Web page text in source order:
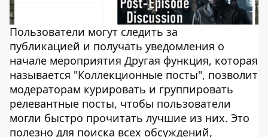
Пользователи могут следить за
публикацией и получать уведомления о
начале мероприятия Другая функция, которая
называется "Коллекционные посты", позволит
модераторам курировать и группировать
релевантные посты, чтобы пользователи
могли быстро прочитать лучшие из них. Это
полезно для поиска всех обсуждений,